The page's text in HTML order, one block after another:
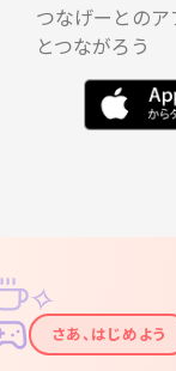
つなげーとの
とつながろう
✦
✧
さあ、はじめよう